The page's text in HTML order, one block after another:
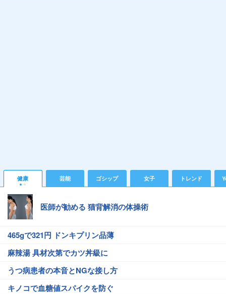
健康 芸能 ゴシップ 女子 トレンド
医師が勧める 猫背解消の体操術
465gで321円 ドンキプリン品薄
麻辣湯 具材次第でカツ丼級に
うつ病患者の本音とNGな接し方
キノコで血糖値スパイクを防ぐ